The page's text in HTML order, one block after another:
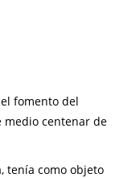
fomento del
medio centenar de
tenía como objeto